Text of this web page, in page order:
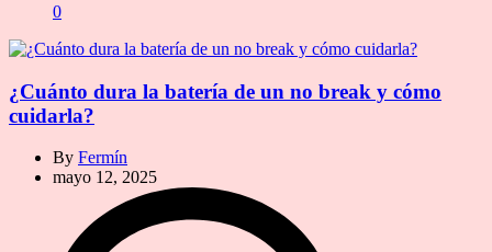
0
¿Cuánto dura la batería de un no break y cómo
cuidarla?
By Fermín
mayo 12, 2025